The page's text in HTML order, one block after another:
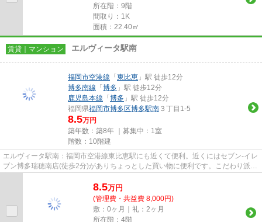
所在階：9階
間取り：1K
面積：22.40㎡
賃貸｜マンション エルヴィータ駅南
福岡市空港線 「東比恵 」駅 徒歩12分
博多南線 「博多 」駅 徒歩12分
鹿児島本線 「博多 」駅 徒歩12分
福岡県福岡市博多区博多駅南 ３丁目1-5
8.5万円
築年数：築8年 ｜募集中： 1室
階数：10階建
エルヴィータ駅南：福岡市空港線東比恵駅にも近くて便利。近くにはセブン-イレ
ブン博多瑞穂南店(徒歩2分)がありちょっとした買い物に便利です。こだわり派の
方も満足度の高いデザイナ...
8.5万円
(管理費・共益費 8,000円)
敷：0ヶ月｜礼：2ヶ月
所在階：4階